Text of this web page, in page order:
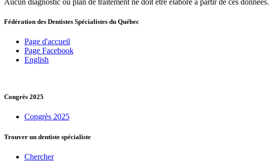
Fédération des Dentistes Spécialistes du Québec
Page d'accueil
Page Facebook
English
Congrès 2025
Congrès 2025
Trouver un dentiste spécialiste
Chercher